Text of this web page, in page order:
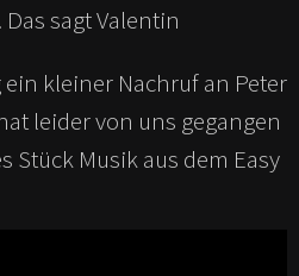
sagt Valentin
kleiner Nachruf an Peter
leider von uns gegangen
Stück Musik aus dem Easy